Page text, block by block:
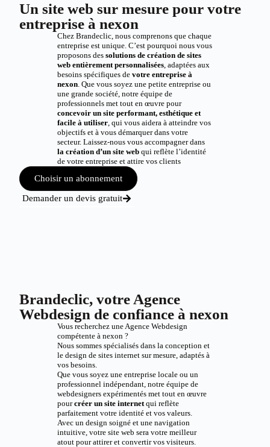
Un site web sur mesure pour votre
entreprise à nexon
Chez Brandeclic, nous comprenons que chaque
entreprise est unique. C’est pourquoi nous vous
proposons des solutions de création de sites
web entièrement personnalisées, adaptées aux
besoins spécifiques de votre entreprise à
nexon. Que vous soyez une petite entreprise ou
une grande société, notre équipe de
professionnels met tout en œuvre pour
concevoir un site performant, esthétique et
facile à utiliser, qui vous aidera à atteindre vos
objectifs et à vous démarquer dans votre
secteur. Laissez-nous vous accompagner dans
la création d’un site webqui reflète l’identité
de votre entreprise et attire vos clients
Choisir un abonnement
Demander un devis gratuit
Brandeclic, votre Agence
Webdesign de confiance à nexon
Vous recherchez une Agence Webdesign
compétente à nexon ?
Nous sommes spécialisés dans la conception et
le design de sites internet sur mesure, adaptés à
vos besoins.
Que vous soyez une entreprise locale ou un
professionnel indépendant, notre équipe de
webdesigners expérimentés met tout en œuvre
pourcréer un site internetqui reflète
parfaitement votre identité et vos valeurs.
Avec un design soigné et une navigation
intuitive, votre site web sera votre meilleur
atout pour attirer et convertir vos visiteurs.